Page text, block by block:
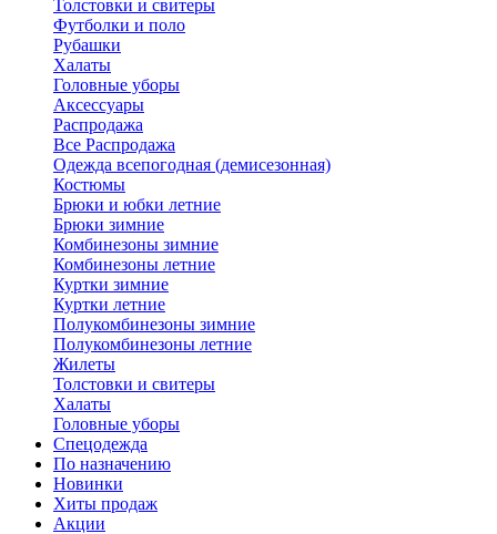
Толстовки и свитеры
Футболки и поло
Рубашки
Халаты
Головные уборы
Аксессуары
Распродажа
Все Распродажа
Одежда всепогодная (демисезонная)
Костюмы
Брюки и юбки летние
Брюки зимние
Комбинезоны зимние
Комбинезоны летние
Куртки зимние
Куртки летние
Полукомбинезоны зимние
Полукомбинезоны летние
Жилеты
Толстовки и свитеры
Халаты
Головные уборы
Спецодежда
По назначению
Новинки
Хиты продаж
Акции